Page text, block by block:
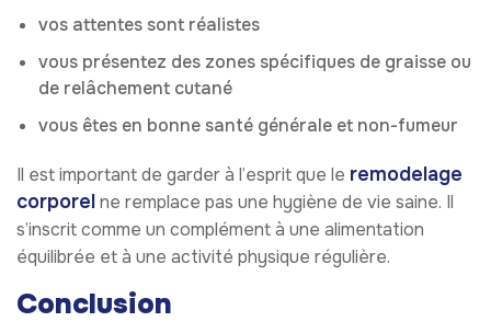
vos attentes sont réalistes
vous présentez des zones spécifiques de graisse ou
de relâchement cutané
vous êtes en bonne santé générale et non-fumeur
Il est important de garder à l’esprit que le remodelage
corporelne remplace pas une hygiène de vie saine. Il
s’inscrit comme un complément à une alimentation
équilibrée et à une activité physique régulière.
Conclusion